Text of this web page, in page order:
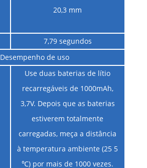
20,3 mm
7,79 segundos
Desempenho de uso
Use duas baterias de lítio
recarregáveis ​​de 1000mAh,
3,7V. Depois que as baterias
estiverem totalmente
carregadas, meça a distância
à temperatura ambiente (25 5
℃) por mais de 1000 vezes.